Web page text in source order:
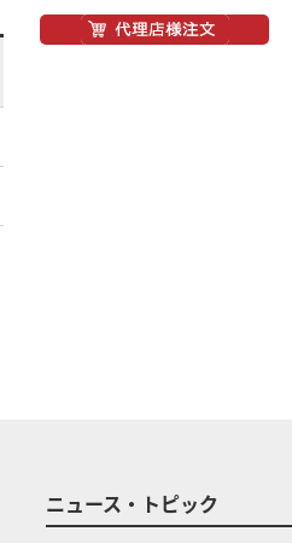
ニュース・トピック